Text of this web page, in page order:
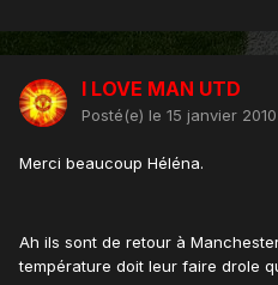
I LOVE MAN UTD
Posté(e) le 15 janvier 2010
Merci beaucoup Héléna.
Ah ils sont de retour à
température doit leur faire drole